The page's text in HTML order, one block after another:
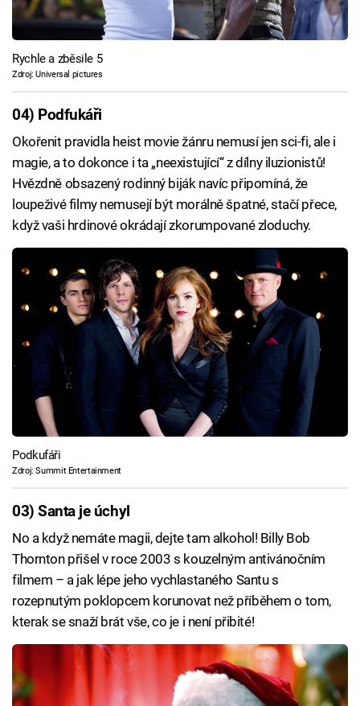
Rychle a zběsile 5
Zdroj: Universal pictures
04) Podfukáři
Okořenit pravidla heist movie žánru nemusí jen sci-fi, ale i
magie, a to dokonce i ta „neexistující“ z dílny iluzionistů!
Hvězdně obsazený rodinný biják navíc připomíná, že
loupeživé filmy nemusejí být morálně špatné, stačí přece,
když vaši hrdinové okrádají zkorumpované zloduchy.
Podkufáři
Zdroj: Summit Entertainment
03) Santa je úchyl
No a když nemáte magii, dejte tam alkohol! Billy Bob
Thornton přišel v roce 2003 s kouzelným antivánočním
filmem – a jak lépe jeho vychlastaného Santu s
rozepnutým poklopcem korunovat než příběhem o tom,
kterak se snaží brát vše, co je i není přibité!